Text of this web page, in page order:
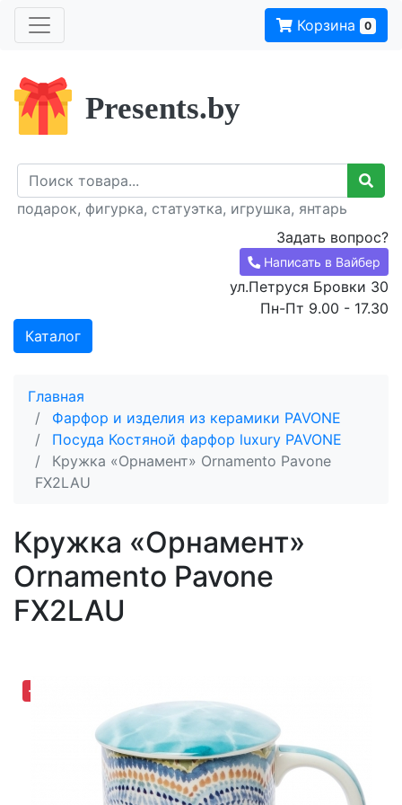
Корзина 0
Presents.by
подарок, фигурка, статуэтка, игрушка, янтарь
Задать вопрос?
Написать в Вайбер
ул.Петруся Бровки 30
Пн-Пт 9.00 - 17.30
Каталог
Главная
Фарфор и изделия из керамики PAVONE
Посуда Костяной фарфор luxury PAVONE
Кружка «Орнамент» Ornamento Pavone
FX2LAU
Кружка «Орнамент»
Ornamento Pavone
FX2LAU
-30,67%